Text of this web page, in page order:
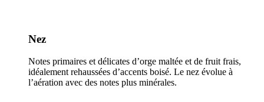
Nez
Notes primaires et délicates d’orge maltée et de fruit frais,
idéalement rehaussées d’accents boisé. Le nez évolue à
l’aération avec des notes plus minérales.